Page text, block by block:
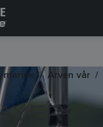
Arven vår